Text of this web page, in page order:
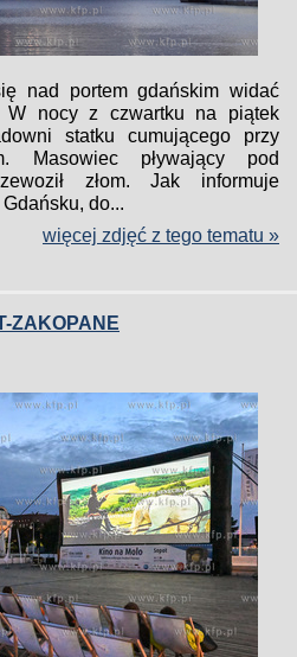
nad portem gdańskim widać
W nocy z czwartku na piątek
statku cumującego przy
Masowiec pływający pod
złom. Jak informuje
do...
więcej zdjęć z tego tematu »
ZAKOPANE